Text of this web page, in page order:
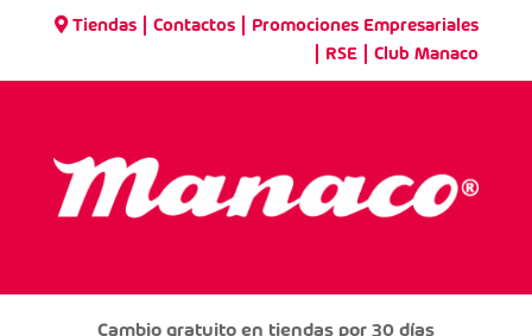
Tiendas |Contactos Promociones Empresariales
RSE |Club Manaco
Cambio gratuito en tiendas por 30 días